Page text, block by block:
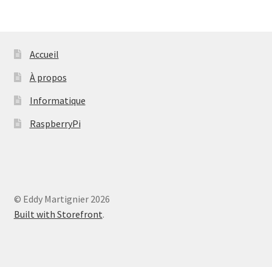
Accueil
À propos
Informatique
RaspberryPi
© Eddy Martignier 2026
Built with Storefront.